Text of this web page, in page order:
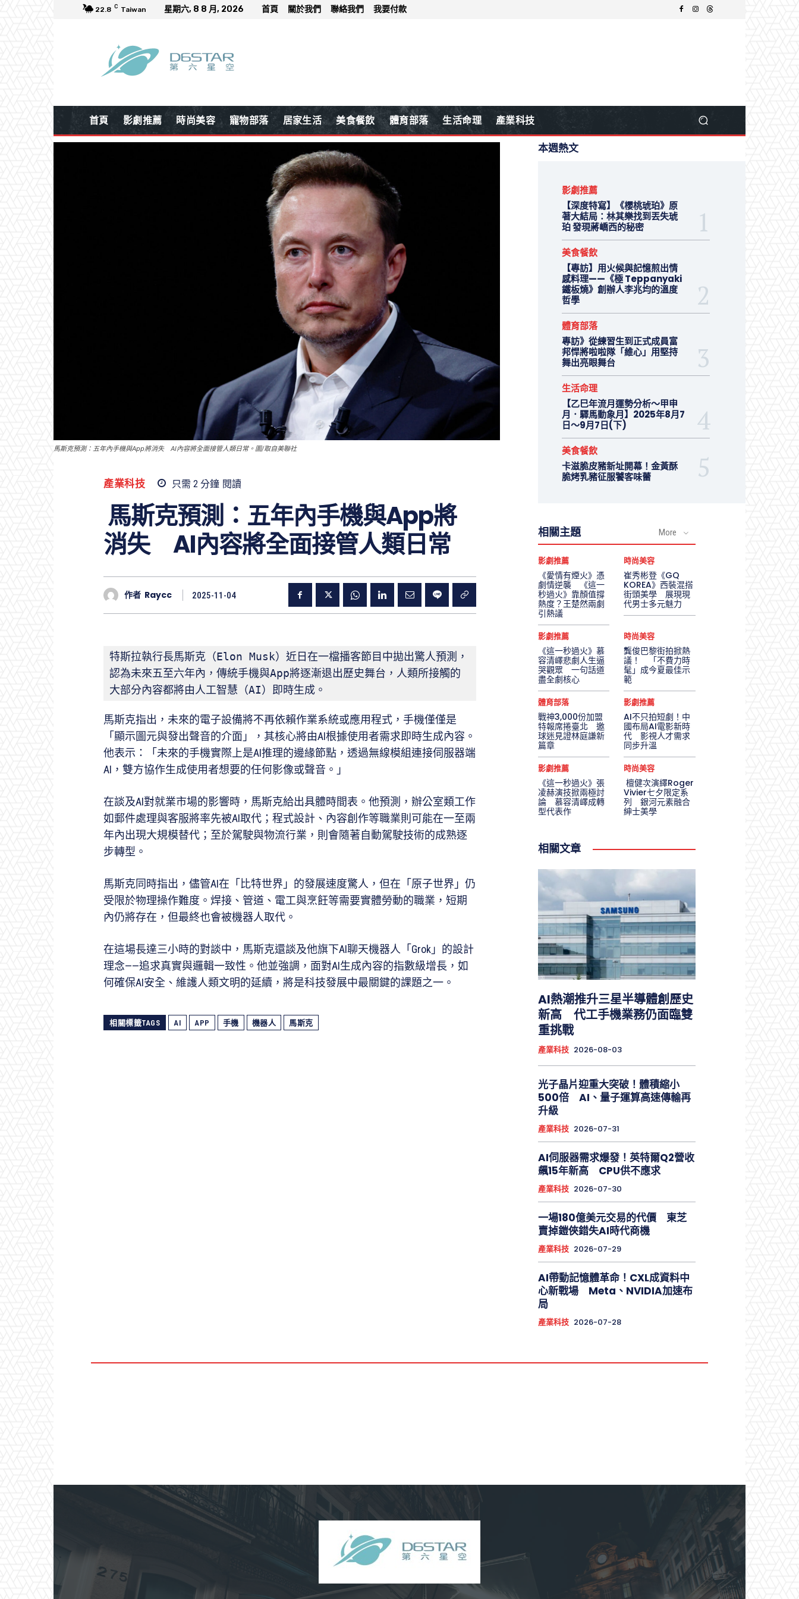
22.8 C Taiwan 星期六, 8 8 月, 2026 首頁 關於我們 聯絡我們 我要付款
首頁 影劇推薦 時尚美容 寵物部落 居家生活 美食餐飲 體育部落 生活命理 產業科技
馬斯克預測：五年內手機與App將消失 AI內容將全面接管人類日常。圖/取自美聯社
產業科技 只需 2 分鐘 閱讀
馬斯克預測：五年內手機與App將
消失 AI內容將全面接管人類日常
作者 Raycc 2025-11-04
特斯拉執行長馬斯克（Elon Musk）近日在一檔播客節目中拋出驚人預測，
認為未來五至六年內，傳統手機與App將逐漸退出歷史舞台，人類所接觸的
大部分內容都將由人工智慧（AI）即時生成。
馬斯克指出，未來的電子設備將不再依賴作業系統或應用程式，手機僅僅是
「顯示圖元與發出聲音的介面」，其核心將由AI根據使用者需求即時生成內容。
他表示：「未來的手機實際上是AI推理的邊緣節點，透過無線模組連接伺服器端
AI，雙方協作生成使用者想要的任何影像或聲音。」
在談及AI對就業市場的影響時，馬斯克給出具體時間表。他預測，辦公室類工作
如郵件處理與客服將率先被AI取代；程式設計、內容創作等職業則可能在一至兩
年內出現大規模替代；至於駕駛與物流行業，則會隨著自動駕駛技術的成熟逐
步轉型。
馬斯克同時指出，儘管AI在「比特世界」的發展速度驚人，但在「原子世界」仍
受限於物理操作難度。焊接、管道、電工與烹飪等需要實體勞動的職業，短期
內仍將存在，但最終也會被機器人取代。
在這場長達三小時的對談中，馬斯克還談及他旗下AI聊天機器人「Grok」的設計
理念——追求真實與邏輯一致性。他並強調，面對AI生成內容的指數級增長，如
何確保AI安全、維護人類文明的延續，將是科技發展中最關鍵的課題之一。
相關標籤TAGS AI APP 手機 機器人 馬斯克
本週熱文
影劇推薦
【深度特寫】《櫻桃琥珀》原
著大結局：林其樂找到丟失琥
珀 發現蔣嶠西的秘密
美食餐飲
【專訪】用火候與記憶煎出情
感料理——《極 Teppanyaki
鐵板燒》創辦人李兆均的溫度
哲學
體育部落
專訪》從練習生到正式成員富
邦悍將啦啦隊「維心」用堅持
舞出亮眼舞台
生活命理
【乙巳年流月運勢分析～甲申
月．驛馬動象月】2025年8月7
日～9月7日(下)
美食餐飲
卡滋脆皮豬新址開幕！金黃酥
脆烤乳豬征服饕客味蕾
相關主題 More
影劇推薦
《愛情有煙火》憑
劇情逆襲 《這一
秒過火》靠顏值撐
熱度？王楚然兩劇
引熱議
時尚美容
崔秀彬登《GQ
KOREA》西裝混搭
街頭美學 展現現
代男士多元魅力
影劇推薦
《這一秒過火》慕
容清嶧悲劇人生逼
哭觀眾 一句話道
盡全劇核心
時尚美容
龔俊巴黎街拍掀熱
議！ 「不費力時
髦」成今夏最佳示
範
體育部落
戰神3,000份加盟
特報席捲臺北 邀
球迷見證林庭謙新
篇章
影劇推薦
AI不只拍短劇！中
國布局AI電影新時
代 影視人才需求
同步升溫
影劇推薦
《這一秒過火》張
凌赫演技掀兩極討
論 慕容清嶧成轉
型代表作
時尚美容
檀健次演繹Roger
Vivier七夕限定系
列 銀河元素融合
紳士美學
相關文章
AI熱潮推升三星半導體創歷史
新高 代工手機業務仍面臨雙
重挑戰
產業科技 2026-08-03
光子晶片迎重大突破！體積縮小
500倍 AI、量子運算高速傳輸再
升級
產業科技 2026-07-31
AI伺服器需求爆發！英特爾Q2營收
飆15年新高 CPU供不應求
產業科技 2026-07-30
一場180億美元交易的代價 東芝
賣掉鎧俠錯失AI時代商機
產業科技 2026-07-29
AI帶動記憶體革命！CXL成資料中
心新戰場 Meta、NVIDIA加速布
局
產業科技 2026-07-28